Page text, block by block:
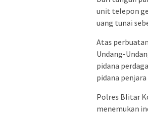
unit telepon
uang tunai
Atas
Undang-
pidana
pidana
Polres Blitar
menemukan